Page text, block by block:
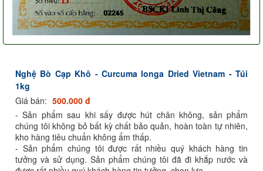
Nghệ Bò Cạp Khô - Curcuma longa Dried Vietnam - Túi
1kg
Giá bán: 500.000 đ
- Sản phẩm sau khi sấy được hút chân không, sản phẩm
chúng tôi không bỏ bất kỳ chất bảo quản, hoàn toàn tự nhiên,
kho hàng tiêu chuẩn không ẩm thấp.
- Sản phẩm chúng tôi được rất nhiều quý khách hàng tin
tưởng và sử dụng. Sản phẩm chúng tôi đã đi khắp nước và